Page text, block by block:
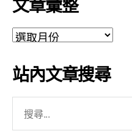
文
彙
整
站內文章搜尋